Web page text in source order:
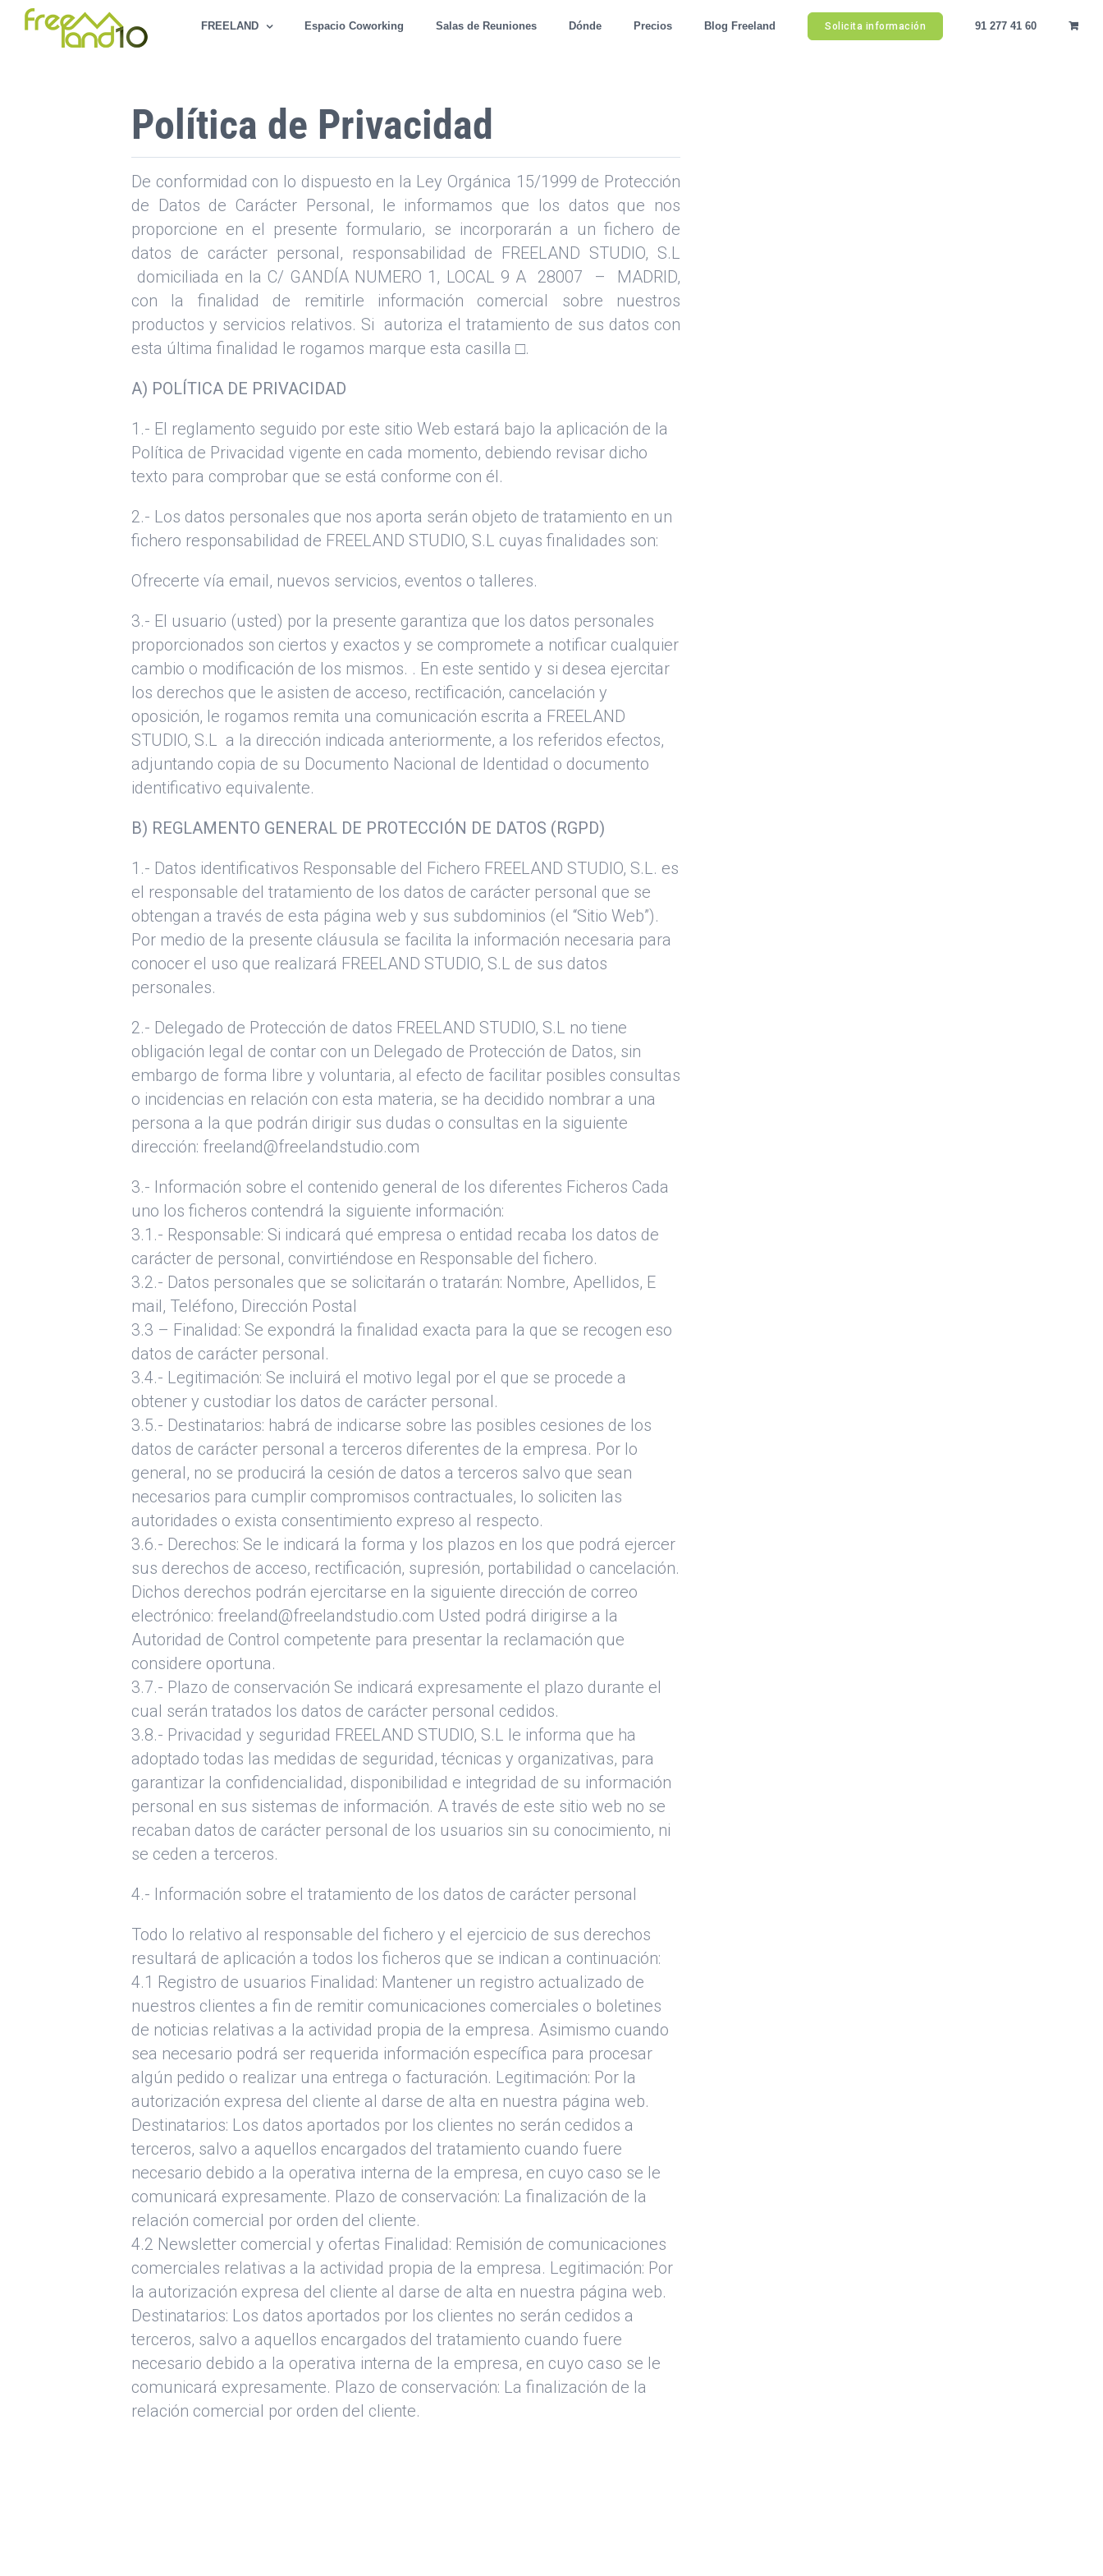
Saltar
FREELAND Espacio Coworking Salas de Reuniones Dónde Precios Blog Freeland Solicita información 91 277 41 60
Política de Privacidad
De conformidad con lo dispuesto en la Ley Orgánica 15/1999 de Protección
de Datos de Carácter Personal, le informamos que los datos que nos
proporcione en el presente formulario, se incorporarán a un fichero de
datos de carácter personal, responsabilidad de FREELAND STUDIO, S.L
domiciliada en la C/ GANDÍA NUMERO 1, LOCAL 9 A 28007 – MADRID,
con la finalidad de remitirle información comercial sobre nuestros
productos y servicios relativos. Si autoriza el tratamiento de sus datos con
esta última finalidad le rogamos marque esta casilla □.
A) POLÍTICA DE PRIVACIDAD
1.- El reglamento seguido por este sitio Web estará bajo la aplicación de la
Política de Privacidad vigente en cada momento, debiendo revisar dicho
texto para comprobar que se está conforme con él.
2.- Los datos personales que nos aporta serán objeto de tratamiento en un
fichero responsabilidad de FREELAND STUDIO, S.L cuyas finalidades son:
Ofrecerte vía email, nuevos servicios, eventos o talleres.
3.- El usuario (usted) por la presente garantiza que los datos personales
proporcionados son ciertos y exactos y se compromete a notificar cualquier
cambio o modificación de los mismos. . En este sentido y si desea ejercitar
los derechos que le asisten de acceso, rectificación, cancelación y
oposición, le rogamos remita una comunicación escrita a FREELAND
STUDIO, S.L a la dirección indicada anteriormente, a los referidos efectos,
adjuntando copia de su Documento Nacional de Identidad o documento
identificativo equivalente.
B) REGLAMENTO GENERAL DE PROTECCIÓN DE DATOS (RGPD)
1.- Datos identificativos Responsable del Fichero FREELAND STUDIO, S.L. es
el responsable del tratamiento de los datos de carácter personal que se
obtengan a través de esta página web y sus subdominios (el “Sitio Web”).
Por medio de la presente cláusula se facilita la información necesaria para
conocer el uso que realizará FREELAND STUDIO, S.L de sus datos
personales.
2.- Delegado de Protección de datos FREELAND STUDIO, S.L no tiene
obligación legal de contar con un Delegado de Protección de Datos, sin
embargo de forma libre y voluntaria, al efecto de facilitar posibles consultas
o incidencias en relación con esta materia, se ha decidido nombrar a una
persona a la que podrán dirigir sus dudas o consultas en la siguiente
dirección: freeland@freelandstudio.com
3.- Información sobre el contenido general de los diferentes Ficheros Cada
uno los ficheros contendrá la siguiente información:
3.1.- Responsable: Si indicará qué empresa o entidad recaba los datos de
carácter de personal, convirtiéndose en Responsable del fichero.
3.2.- Datos personales que se solicitarán o tratarán: Nombre, Apellidos, E
mail, Teléfono, Dirección Postal
3.3 – Finalidad: Se expondrá la finalidad exacta para la que se recogen eso
datos de carácter personal.
3.4.- Legitimación: Se incluirá el motivo legal por el que se procede a
obtener y custodiar los datos de carácter personal.
3.5.- Destinatarios: habrá de indicarse sobre las posibles cesiones de los
datos de carácter personal a terceros diferentes de la empresa. Por lo
general, no se producirá la cesión de datos a terceros salvo que sean
necesarios para cumplir compromisos contractuales, lo soliciten las
autoridades o exista consentimiento expreso al respecto.
3.6.- Derechos: Se le indicará la forma y los plazos en los que podrá ejercer
sus derechos de acceso, rectificación, supresión, portabilidad o cancelación.
Dichos derechos podrán ejercitarse en la siguiente dirección de correo
electrónico: freeland@freelandstudio.com Usted podrá dirigirse a la
Autoridad de Control competente para presentar la reclamación que
considere oportuna.
3.7.- Plazo de conservación Se indicará expresamente el plazo durante el
cual serán tratados los datos de carácter personal cedidos.
3.8.- Privacidad y seguridad FREELAND STUDIO, S.L le informa que ha
adoptado todas las medidas de seguridad, técnicas y organizativas, para
garantizar la confidencialidad, disponibilidad e integridad de su información
personal en sus sistemas de información. A través de este sitio web no se
recaban datos de carácter personal de los usuarios sin su conocimiento, ni
se ceden a terceros.
4.- Información sobre el tratamiento de los datos de carácter personal
Todo lo relativo al responsable del fichero y el ejercicio de sus derechos
resultará de aplicación a todos los ficheros que se indican a continuación:
4.1 Registro de usuarios Finalidad: Mantener un registro actualizado de
nuestros clientes a fin de remitir comunicaciones comerciales o boletines
de noticias relativas a la actividad propia de la empresa. Asimismo cuando
sea necesario podrá ser requerida información específica para procesar
algún pedido o realizar una entrega o facturación. Legitimación: Por la
autorización expresa del cliente al darse de alta en nuestra página web.
Destinatarios: Los datos aportados por los clientes no serán cedidos a
terceros, salvo a aquellos encargados del tratamiento cuando fuere
necesario debido a la operativa interna de la empresa, en cuyo caso se le
comunicará expresamente. Plazo de conservación: La finalización de la
relación comercial por orden del cliente.
4.2 Newsletter comercial y ofertas Finalidad: Remisión de comunicaciones
comerciales relativas a la actividad propia de la empresa. Legitimación: Por
la autorización expresa del cliente al darse de alta en nuestra página web.
Destinatarios: Los datos aportados por los clientes no serán cedidos a
terceros, salvo a aquellos encargados del tratamiento cuando fuere
necesario debido a la operativa interna de la empresa, en cuyo caso se le
comunicará expresamente. Plazo de conservación: La finalización de la
relación comercial por orden del cliente.